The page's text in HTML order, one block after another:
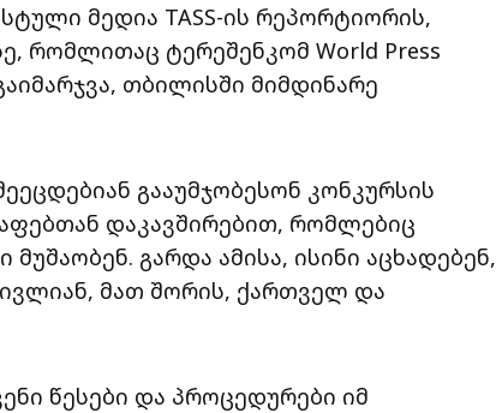
მედია TASS-ის რეპორტიორის,
რომლითაც ტერეშენკომ World Press
თბილისში მიმდინარე
გააუმჯობესონ კონკურსის
დაკავშირებით, რომლებიც
გარდა ამისა, ისინი აცხადებენ,
მათ შორის, ქართველ და
წესები და პროცედურები იმ